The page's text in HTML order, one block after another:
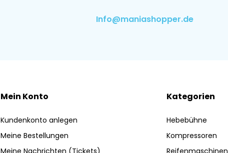
Info@maniashopper.de
Mein Konto
Kundenkonto anlegen
Meine Bestellungen
Meine Nachrichten (Tickets)
Kategorien
Hebebühne
Kompressoren
Reifenmaschinen